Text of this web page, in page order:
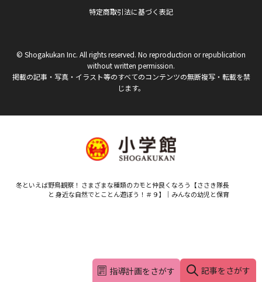
特定商取引法に基づく表記
© Shogakukan Inc. All rights reserved. No reproduction or republication
without written permission.
掲載の記事・写真・イラスト等のすべてのコンテンツの無断複写・転載を禁
じます。
冬といえば野鳥観察！ さまざまな種類のカモと仲良くなろう【ささき隊長
と 身近な自然でとことん遊ぼう！＃９】｜みんなの幼児と保育
指導計画をさがす 記事をさがす